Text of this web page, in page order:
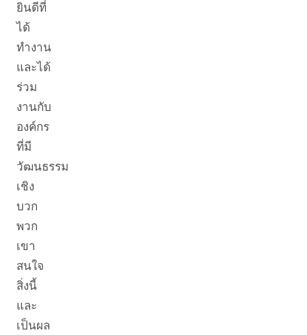
ยินดีที่
ได้
ทำงาน
และได้
ร่วม
งานกับ
องค์กร
ที่มี
วัฒนธรรม
เชิง
บวก
พวก
เขา
สนใจ
สิ่งนี้
และ
เป็นผล